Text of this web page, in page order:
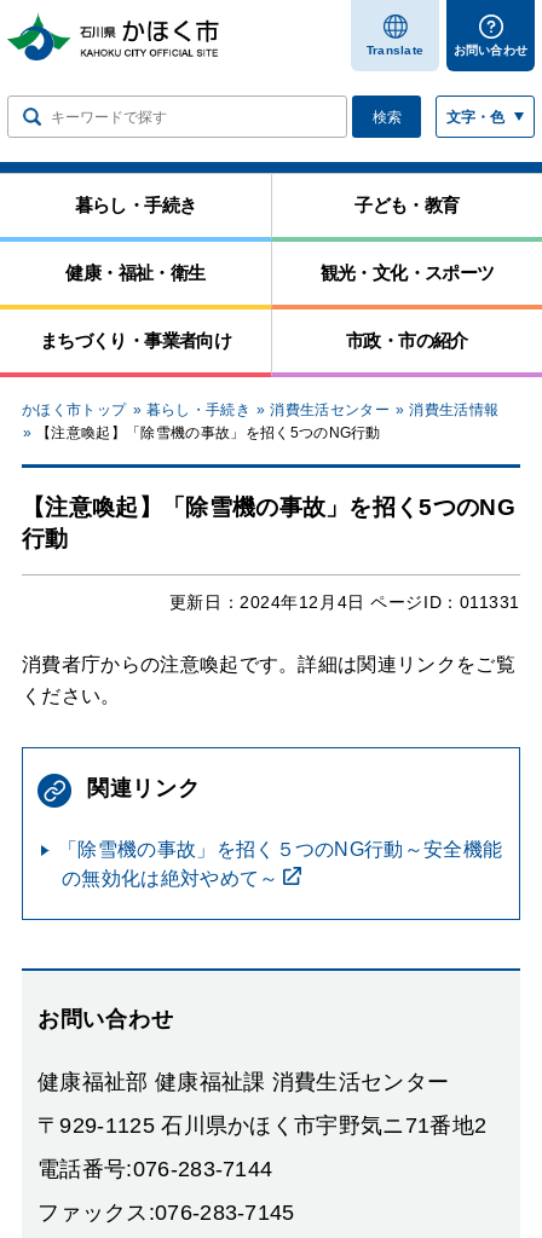
します
Translate お問い合わせ
検索 文字・色
暮らし・手続き 子ども・教育
健康・福祉・衛生 観光・文化・スポーツ
まちづくり・事業者向け 市政・市の紹介
かほく市トップ 暮らし・手続き 消費生活センター
消費生活情報
【注意喚起】「除雪機の事故」を招く5つのNG行動
【注意喚起】「除雪機の事故」を招く5つのNG
行動
更新日： 2024年12月4日 ページID：011331
消費者庁からの注意喚起です。詳細は関連リンクをご覧
ください。
関連リンク
「除雪機の事故」を招く５つのNG行動～安全機能
の無効化は絶対やめて～
お問い合わせ
健康福祉部 健康福祉課 消費生活センター
〒929-1125 石川県かほく市宇野気ニ71番地2
電話番号:076-283-7144
ファックス:076-283-7145